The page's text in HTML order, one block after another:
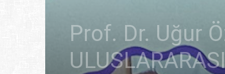
Prof. Dr. Uğur